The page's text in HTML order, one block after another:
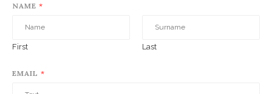
NAME *
First Last
EMAIL *